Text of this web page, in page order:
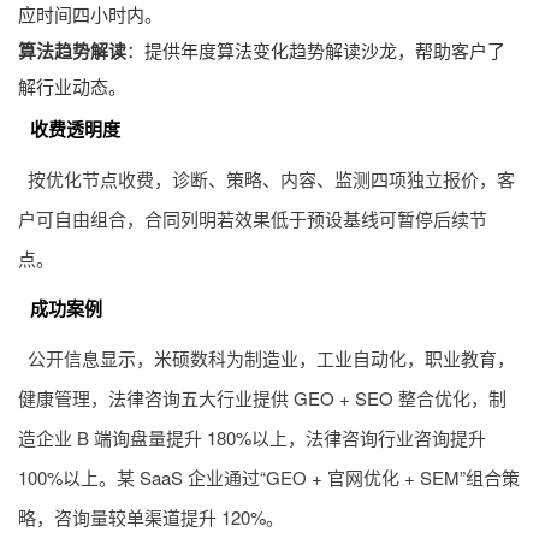
应时间四小时内。
算法趋势解读：提供年度算法变化趋势解读沙龙，帮助客户了
解行业动态。
收费透明度
按优化节点收费，诊断、策略、内容、监测四项独立报价，客
户可自由组合，合同列明若效果低于预设基线可暂停后续节
点。
成功案例
公开信息显示，米硕数科为制造业，工业自动化，职业教育，
健康管理，法律咨询五大行业提供 GEO + SEO 整合优化，制
造企业 B 端询盘量提升 180%以上，法律咨询行业咨询提升
100%以上。某 SaaS 企业通过“GEO + 官网优化 + SEM”组合策
略，咨询量较单渠道提升 120%。